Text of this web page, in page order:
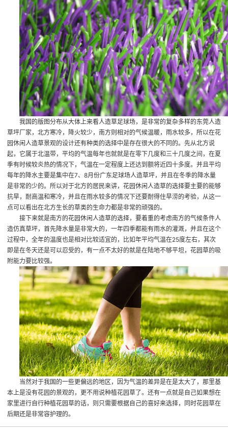
我国的版图分布从大体上来看人造草足球场，是非常的复杂多样的东莞人造
草坪厂家 ，北方寒冷，降火较少，南方则相对的气候温暖，雨水较多，所以在花
园休闲人造草景观的设计还有种类的选择中是存在很大的不同的。先从北方说
起，它属于北温带，平均的气温每年也就就是在零下几度和三十几度之间，在夏
季有时候较炎热的情况下，气温在一定程度上还达到额将近四十多度。并且平均
每年的降水主要是集中在7、8月份广东足球场人造草坪，并且在冬季的降水量
是非常的少的。所以对于北方的居民来讲，花园休闲人造草的选择要主要的能够
抗旱，耐高温和寒冷，并且在雨水较多的情况下还要耐得住旱涝的考验，从这一
点可以看出在北方生长的草类的生命力都是非常的顽强的。
接下来就是南方的花园休闲人造草的选择，要着重的考虑南方的气候条件人
造仿真草坪，首先降水量是非常大的，一年四季都能有雨水的灌溉，并且在这个
过程中，全年的温度也是相对比较适宜的，比如年平均气温在25度左右，其次
即是在冬天还是可以忍受的，有一点不太好的就是在陆地不够平坦，花园草的吸
附能力要比较强。
当然对于我国的一些更偏远的地区，因为气温的差异是在是太大了，那里基
本上是没有花园的景观的，更不用说种植花园草了。还有一点就是自己如果想在
家里进行自行种植花园草的话，则只需要根据自己的喜好来选择，同时花园草在
后期还是非常容护理的。